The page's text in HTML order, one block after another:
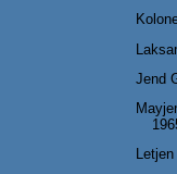
Jend